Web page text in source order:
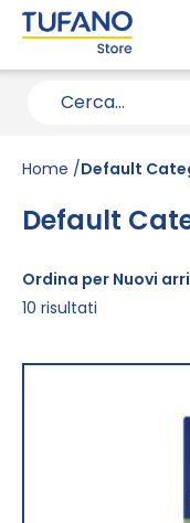
Home Default
Default
Ordina per Nuovi
10 risultati